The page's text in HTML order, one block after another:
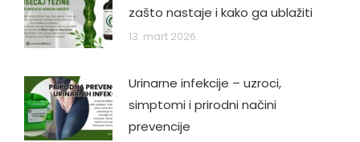
zašto nastaje i kako ga ublažiti
13. mart 2026.
Urinarne infekcije – uzroci,
simptomi i prirodni načini
prevencije